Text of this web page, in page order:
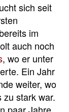
sich seit
im
auch noch
, wo er unter
Ein Jahr
weiter, wo
zu stark war.